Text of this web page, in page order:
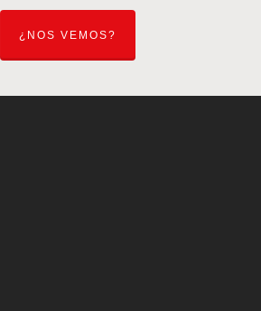
¿NOS VEMOS?